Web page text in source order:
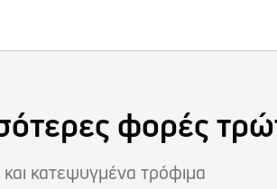
φορές
κατεψυγμένα τρόφιμα